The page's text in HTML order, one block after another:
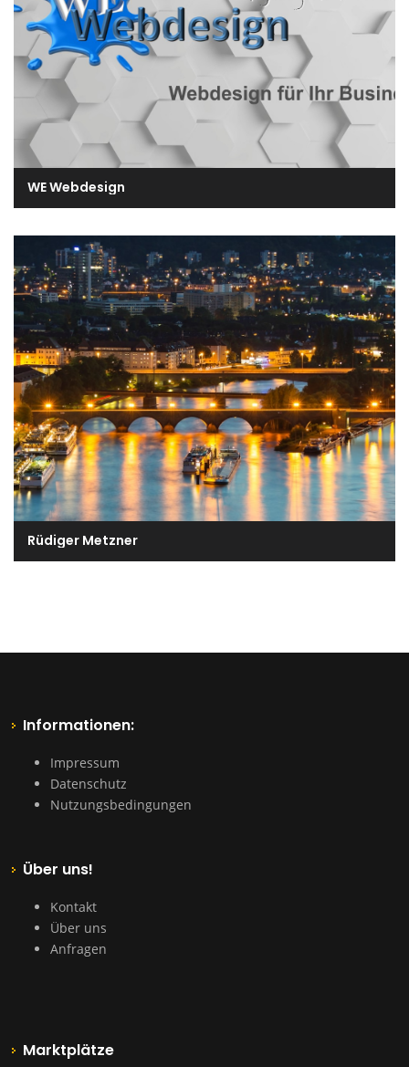
WE Webdesign
Rüdiger Metzner
Informationen:
Impressum
Datenschutz
Nutzungsbedingungen
Über uns!
Kontakt
Über uns
Anfragen
Marktplätze